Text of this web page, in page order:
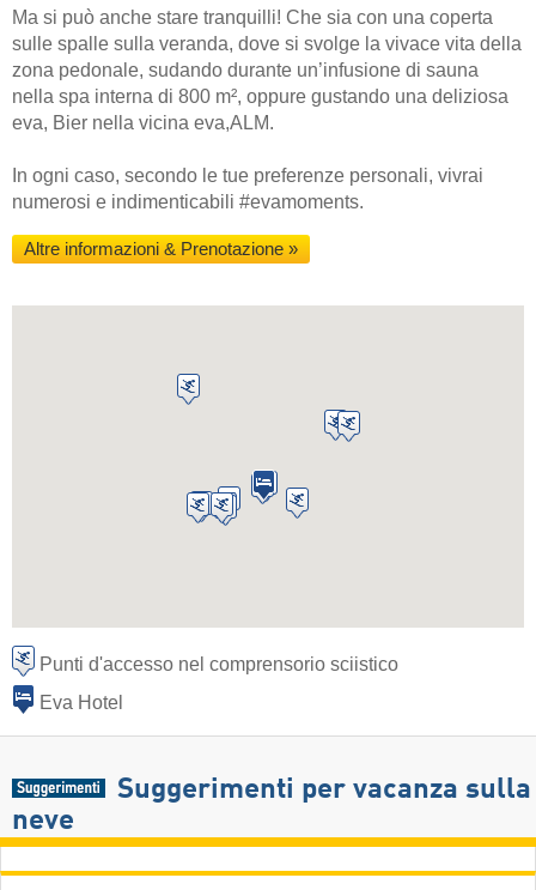
Ma si può anche stare tranquilli! Che sia con una coperta
sulle spalle sulla veranda, dove si svolge la vivace vita della
zona pedonale, sudando durante un’infusione di sauna
nella spa interna di 800 m², oppure gustando una deliziosa
eva, Bier nella vicina eva,ALM.
In ogni caso, secondo le tue preferenze personali, vivrai
numerosi e indimenticabili #evamoments.
Altre informazioni & Prenotazione »
Punti d'accesso nel comprensorio sciistico
Eva Hotel
Suggerimenti per vacanza sulla
neve